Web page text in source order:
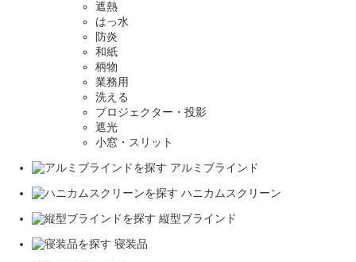
遮熱
はっ水
防炎
和紙
柄物
業務用
洗える
プロジェクター・投影
遮光
小窓・スリット
アルミブラインド
ハニカムスクリーン
縦型ブラインド
寝装品